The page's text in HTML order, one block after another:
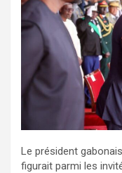
Le président
figurait parmi les